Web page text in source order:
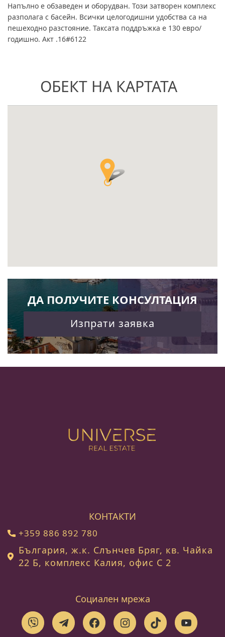
Напълно е обзаведен и оборудван. Този затворен комплекс
разполага с басейн. Всички целогодишни удобства са на
пешеходно разстояние. Таксата поддръжка е 130 евро/
годишно. Акт .16#6122
ОБЕКТ НА КАРТАТА
ДА ПОЛУЧИТЕ КОНСУЛТАЦИЯ
Изпрати заявка
КОНТАКТИ
+359 886 892 780
България, ж.к. Слънчев Бряг, кв. Чайка
22 Б, комплекс Калия, офис С 2
Социален мрежа